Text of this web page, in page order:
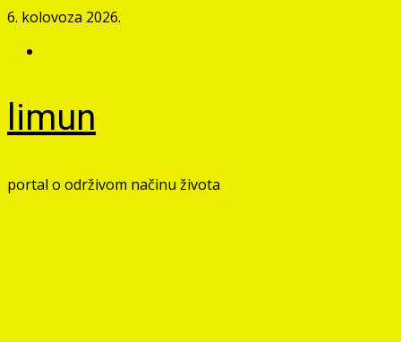
Skip
content
6. kolovoza 2026.
limun
portal o održivom načinu života